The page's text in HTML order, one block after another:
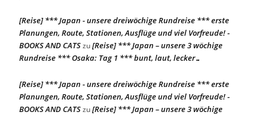
[Reise] *** Japan - unsere dreiwöchige Rundreise *** erste
Planungen, Route, Stationen, Ausflüge und viel Vorfreude! -
BOOKS AND CATSzu[Reise] *** Japan – unsere 3 wöchige
Rundreise *** Osaka: Tag 1 *** bunt, laut, lecker…
[Reise] *** Japan - unsere dreiwöchige Rundreise *** erste
Planungen, Route, Stationen, Ausflüge und viel Vorfreude! -
BOOKS AND CATSzu[Reise] *** Japan – unsere 3 wöchige